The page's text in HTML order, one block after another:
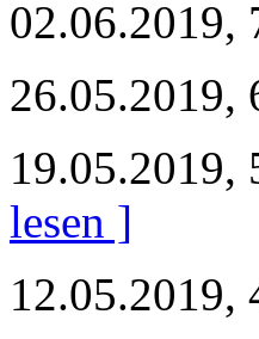
02.06.2019,
26.05.2019,
19.05.2019,
lesen ]
12.05.2019,